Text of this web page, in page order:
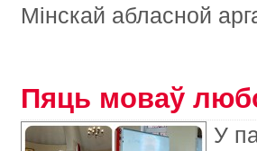
Мінскай абласной
Пяць моваў
У